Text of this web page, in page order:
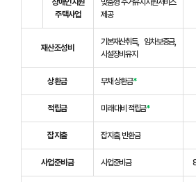
장애인지원
주택사업
맞춤형 주거유지지원서비스
제공
재산조성비
기본재산취득, 임차보증금,
시설장비유지
상환금 부채 상환금*
적립금 미래 대비 적립금*
잡지출 잡지출, 반환금
사업준비금 사업준비금